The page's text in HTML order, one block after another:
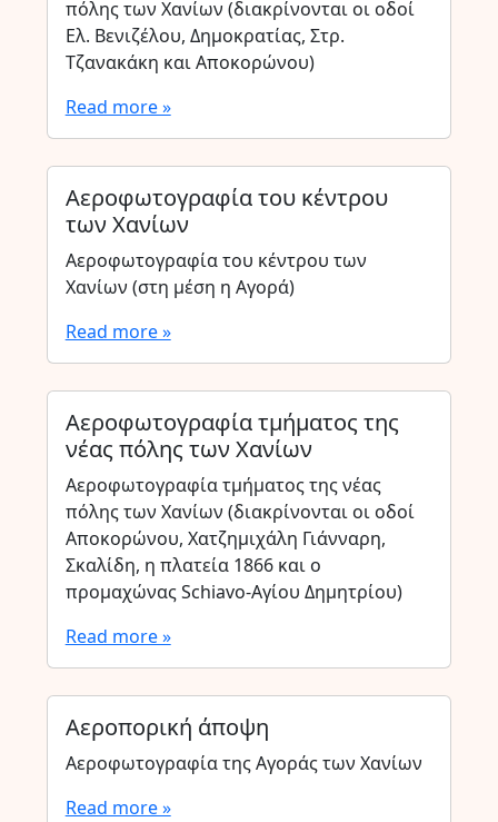
πόλης των Χανίων (διακρίνονται οι οδοί
Ελ. Βενιζέλου, Δημοκρατίας, Στρ.
Τζανακάκη και Αποκορώνου)
Read more »
Αεροφωτογραφία του κέντρου
των Χανίων
Αεροφωτογραφία του κέντρου των
Χανίων (στη μέση η Αγορά)
Read more »
Αεροφωτογραφία τμήματος της
νέας πόλης των Χανίων
Αεροφωτογραφία τμήματος της νέας
πόλης των Χανίων (διακρίνονται οι οδοί
Αποκορώνου, Χατζημιχάλη Γιάνναρη,
Σκαλίδη, η πλατεία 1866 και ο
προμαχώνας Schiavo-Αγίου Δημητρίου)
Read more »
Αεροπορική άποψη
Αεροφωτογραφία της Αγοράς των Χανίων
Read more »